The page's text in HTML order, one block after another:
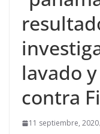
lavado
contra
11 septiembre, 2020